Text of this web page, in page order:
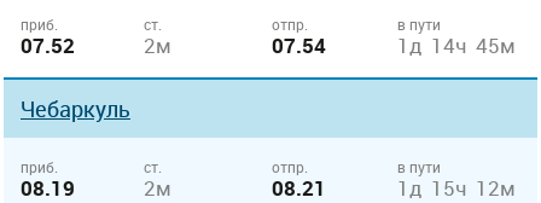
приб.
07.52
ст.
2м
отпр.
07.54
в пути
1д 14ч 45м
Чебаркуль
приб.
08.19
ст.
2м
отпр.
08.21
в пути
1д 15ч 12м